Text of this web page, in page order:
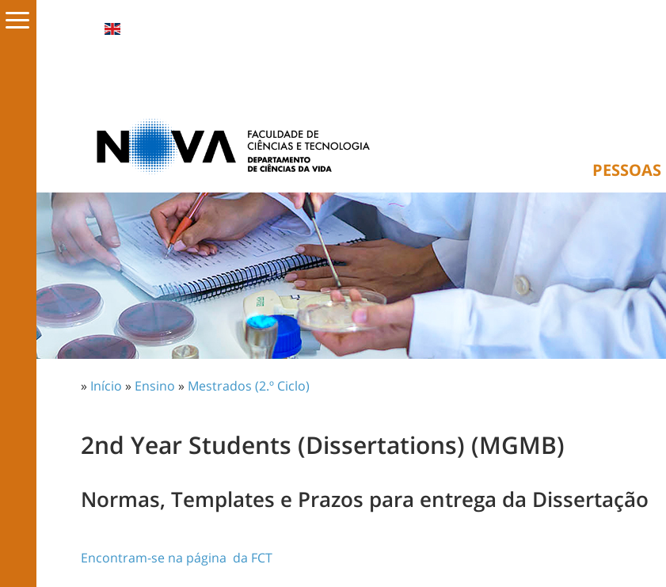
PESSOAS
» Início » Ensino » Mestrados (2.º Ciclo)
2nd Year Students (Dissertations) (MGMB)
Normas, Templates e Prazos para entrega da Dissertação
Encontram-se na página da FCT